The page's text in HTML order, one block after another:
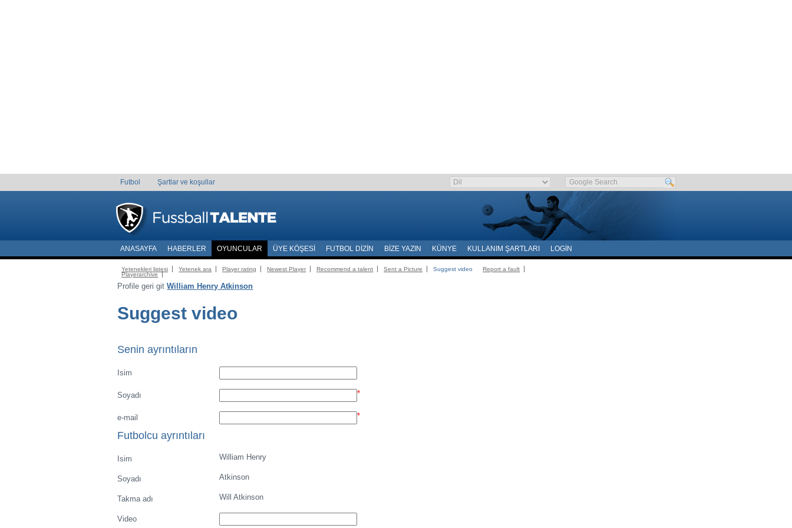
Futbol Şartlar ve koşullar
ANASAYFA HABERLER OYUNCULAR ÜYE KÖŞESI FUTBOL DIZIN BIZE YAZIN KÜNYE KULLANIM ŞARTLARI LOGIN
Yetenekleri listesi Yetenek ara Player rating Newest Player Recommend a talent Sent a Picture Suggest video
Report a fault
Playerarchive
Profile geri gitWilliam Henry Atkinson
Suggest video
Senin ayrıntıların
Isim
Soyadı *
e-mail *
Futbolcu ayrıntıları
Isim William Henry
Soyadı Atkinson
Takma adı Will Atkinson
Video